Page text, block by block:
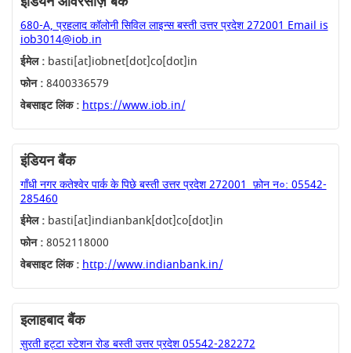
680-A, प्रहलाद कॉलोनी सिविल लाइन्स बस्ती उत्तर प्रदेश 272001 Email is
iob3014@iob.in
ईमेल :basti[at]iobnet[dot]co[dot]in
फोन :8400336579
वेबसाइट लिंक : https://www.iob.in/
इंडियन बैंक
गाँधी नगर कतेश्वेर पार्क के पिछे बस्ती उत्तर प्रदेश 272001 ‎ फ़ोन न०‎: ‎05542-
285460
ईमेल :basti[at]indianbank[dot]co[dot]in
फोन :8052118000
वेबसाइट लिंक : http://www.indianbank.in/
इलाहबाद बैंक
सुरती हट्टा स्टेशन रोड बस्ती उत्तर प्रदेश 05542-282272